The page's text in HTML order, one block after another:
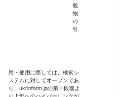
載
物
の
引
用・使用に際しては、検索シ
ステムに対してオープンであ
り、ukrinform.jpの第一段落よ
り上部へのハイパーリンクが